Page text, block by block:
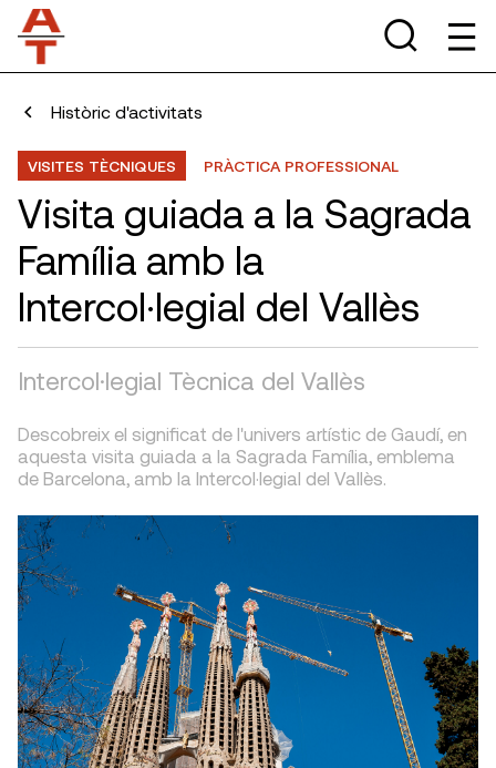
Històric d'activitats
VISITES TÈCNIQUES PRÀCTICA PROFESSIONAL
Visita guiada a la Sagrada
Família amb la
Intercol·legial del Vallès
Intercol·legial Tècnica del Vallès
Descobreix el significat de l'univers artístic de Gaudí, en
aquesta visita guiada a la Sagrada Família, emblema
de Barcelona, amb la Intercol·legial del Vallès.